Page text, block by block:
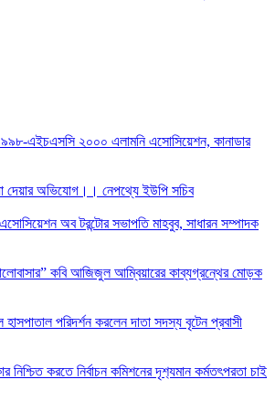
এইচএসসি ২০০০ এলামনি এসোসিয়েশন, কানাডার
দেয়ার অভিযোগ।। নেপথ্যে ইউপি সচিব
অব টরন্টোর সভাপতি মাহবুব, সাধারন সম্পাদক
কবি আজিজুল আম্বিয়ারের কাব্যগ্রন্থের মোড়ক
পরিদর্শন করলেন দাতা সদস্য বৃটেন প্রবাসী
নিশ্চিত করতে নির্বাচন কমিশনের দৃশ‍্যমান কর্মতৎপরতা চাই